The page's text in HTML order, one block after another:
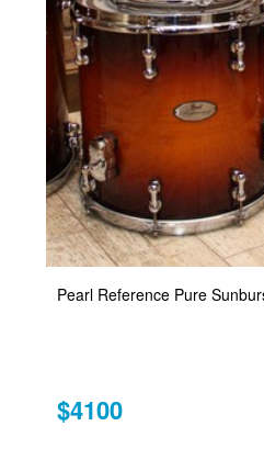
Pearl Reference Pure
$4100